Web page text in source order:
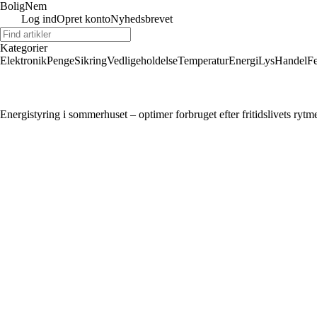
BoligNem
Log indOpret kontoNyhedsbrevet
Kategorier
ElektronikPengeSikringVedligeholdelseTemperaturEnergiLysHandel
Energistyring i sommerhuset – optimer forbruget efter fritidslivets